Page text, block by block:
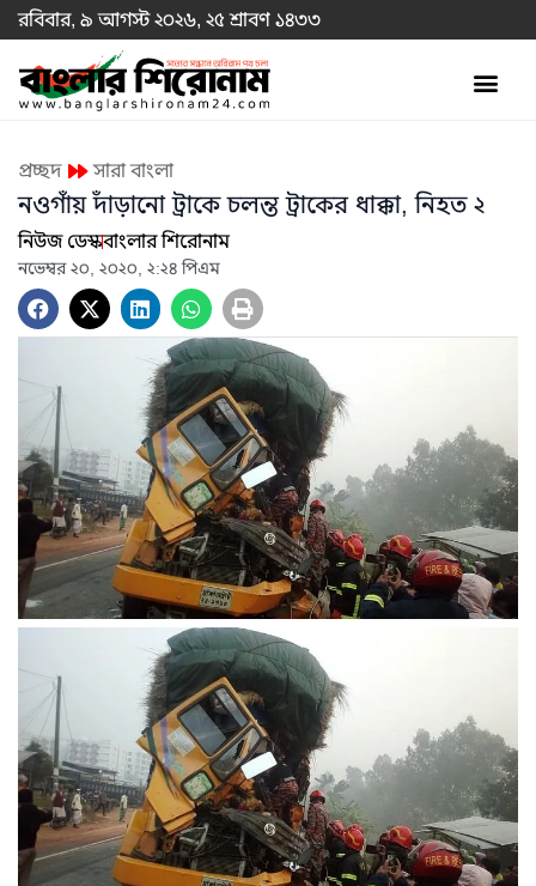
রবিবার, ৯ আগস্ট ২০২৬, ২৫ শ্রাবণ ১৪৩৩
প্রচ্ছদ সারা বাংলা
নওগাঁয় দাঁড়ানো ট্রাকে চলন্ত ট্রাকের ধাক্কা, নিহত ২
নিউজ ডেস্কবাংলার শিরোনাম
নভেম্বর ২০, ২০২০, ২:২৪ পিএম